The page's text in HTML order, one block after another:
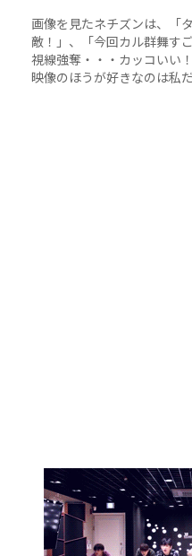
画像を見たネチズンは、「
敵！」、「今回カル群舞す
視線強奪・・・カッコいい
映像のほうが好きなのは私